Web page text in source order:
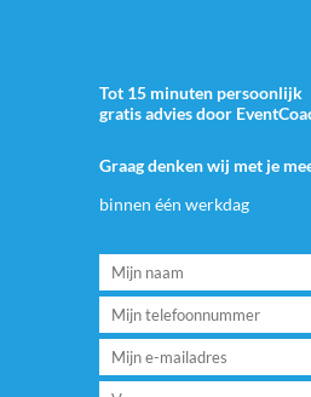
Tot 15 minuten persoonlijk
gratis advies door
Graag denken wij met je
binnen één werkdag